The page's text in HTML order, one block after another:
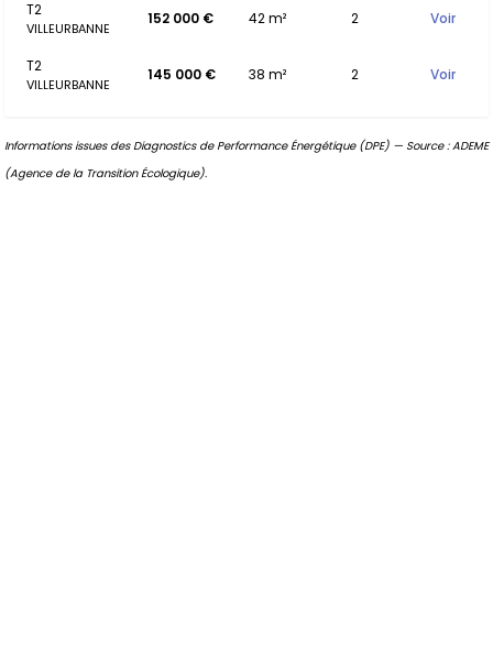
T2
VILLEURBANNE
152 000 € 42 m² 2 Voir
T2
VILLEURBANNE
145 000 € 38 m² 2 Voir
Informations issues des Diagnostics de Performance Énergétique (DPE) — Source : ADEME
(Agence de la Transition Écologique).